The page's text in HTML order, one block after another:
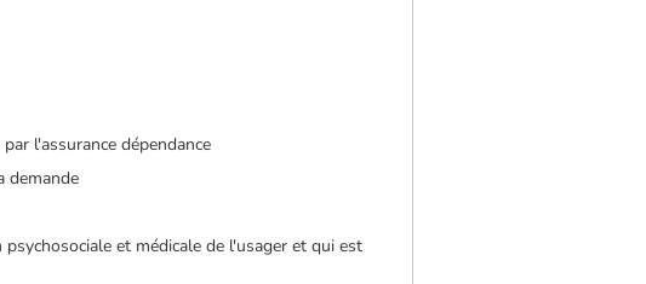
l'assurance dépendance
demande
et médicale de l'usager et qui est